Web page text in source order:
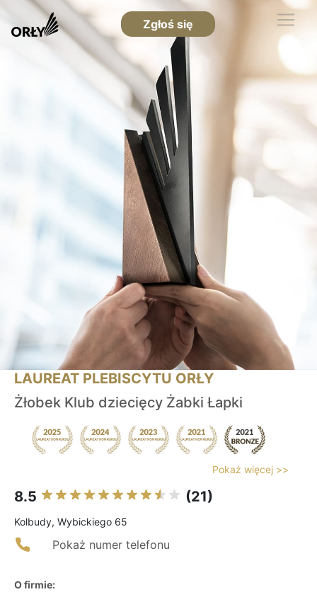
Zgłoś się
LAUREAT PLEBISCYTU ORŁY
Żłobek Klub dziecięcy Żabki Łapki
Pokaż więcej >>
8.5 (21)
Kolbudy, Wybickiego 65
Pokaż numer telefonu
O firmie: